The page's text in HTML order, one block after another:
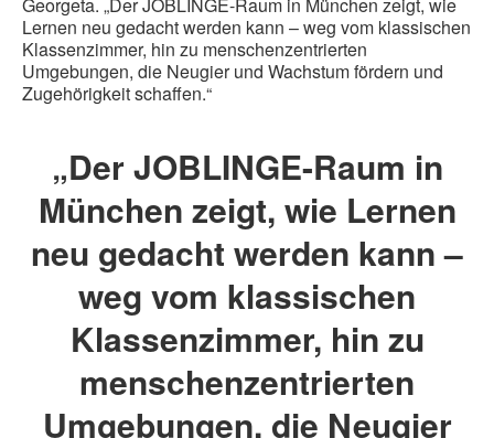
Lernen neu gedacht werden kann – weg vom klassischen
Klassenzimmer, hin zu menschenzentrierten
Umgebungen, die Neugier und Wachstum fördern und
Zugehörigkeit schaffen.“
„Der JOBLINGE-Raum in
München zeigt, wie Lernen
neu gedacht werden kann –
weg vom klassischen
Klassenzimmer, hin zu
menschenzentrierten
Umgebungen, die Neugier